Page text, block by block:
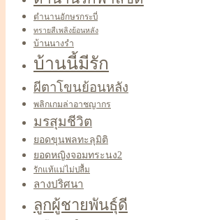
ตำนานอักษรกระบี่
ทรายสีเพลิงย้อนหลัง
บ้านนางรำ
บ้านนี้มีรัก
ผีตาโขนย้อนหลัง
พลิกเกมล่าอาชญากร
มรสุมชีวิต
ยอดขุนพลทะลุมิติ
ยอดหญิงจอมทระนง2
รักแท้แม่ไม่ปลื้ม
ลางปริศนา
ลูกผู้ชายพันธุ์ดี